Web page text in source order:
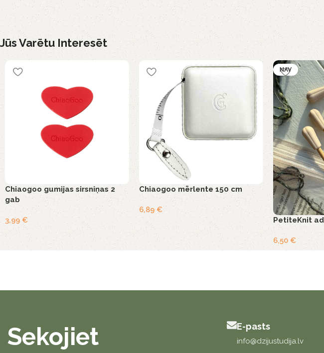
Jūs Varētu Interesēt
Chiaogoo gumijas sirsniņas 2
gab
3,99€
Chiaogoo mērlente 150 cm
6,89€
NAV
PetiteKnit
6,50 €
Sekojiet E-pasts
info@dzijustudija.lv